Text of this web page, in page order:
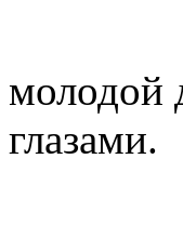
молодой
глазами.